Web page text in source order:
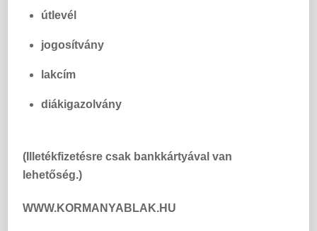
útlevél
jogosítvány
lakcím
diákigazolvány
(Illetékfizetésre csak bankkártyával van
lehetőség.)
WWW.KORMANYABLAK.HU